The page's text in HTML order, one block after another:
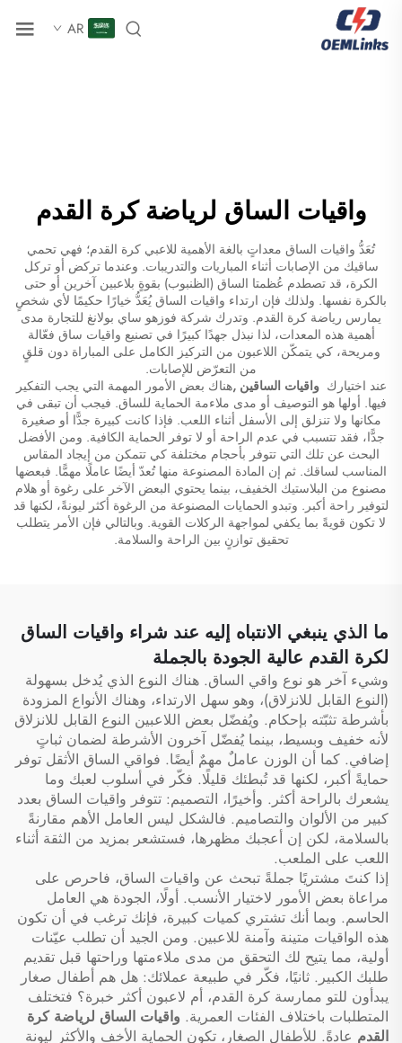
AR
واقيات الساق لرياضة كرة القدم
تُعَدُّ واقيات الساق معداتٍ بالغة الأهمية للاعبي كرة القدم؛ فهي تحمي
ساقيك من الإصابات أثناء المباريات والتدريبات. وعندما تركض أو تركل
الكرة، قد تصطدم عُظمتا الساق (الظنبوب) بقوةٍ بلاعبين آخرين أو حتى
بالكرة نفسها. ولذلك فإن ارتداء واقيات الساق يُعَدُّ خيارًا حكيمًا لأي شخصٍ
يمارس رياضة كرة القدم. وتدرك شركة فوزهو ساي بولانغ للتجارة مدى
أهمية هذه المعدات، لذا نبذل جهدًا كبيرًا في تصنيع واقيات ساق فعّالة
ومريحة، كي يتمكّن اللاعبون من التركيز الكامل على المباراة دون قلقٍ
من التعرّض للإصابات.
عند اختيارك واقيات الساقين,هناك بعض الأمور المهمة التي يجب التفكير
فيها. أولها هو التوصيف أو مدى ملاءمة الحماية للساق. فيجب أن تبقى في
مكانها ولا تنزلق إلى الأسفل أثناء اللعب. فإذا كانت كبيرة جدًّا أو صغيرة
جدًّا، فقد تتسبب في عدم الراحة أو لا توفر الحماية الكافية. ومن الأفضل
البحث عن تلك التي تتوفر بأحجام مختلفة كي تتمكن من إيجاد المقاس
المناسب لساقك. ثم إن المادة المصنوعة منها تُعدّ أيضًا عاملًا مهمًّا. فبعضها
مصنوع من البلاستيك الخفيف، بينما يحتوي البعض الآخر على رغوة أو هلام
لتوفير راحة أكبر. وتبدو الحمايات المصنوعة من الرغوة أكثر ليونةً، لكنها قد
لا تكون قويةً بما يكفي لمواجهة الركلات القوية. وبالتالي فإن الأمر يتطلب
تحقيق توازنٍ بين الراحة والسلامة.
ما الذي ينبغي الانتباه إليه عند شراء واقيات الساق
لكرة القدم عالية الجودة بالجملة
وشيء آخر هو نوع واقي الساق. هناك النوع الذي يُدخل بسهولة
(النوع القابل للانزلاق)، وهو سهل الارتداء، وهناك الأنواع المزودة
بأشرطة تثبّته بإحكام. ويُفضّل بعض اللاعبين النوع القابل للانزلاق
لأنه خفيف وبسيط، بينما يُفضّل آخرون الأشرطة لضمان ثباتٍ
إضافي. كما أن الوزن عاملٌ مهمٌ أيضًا. فواقي الساق الأثقل توفر
حمايةً أكبر، لكنها قد تُبطئك قليلًا. فكّر في أسلوب لعبك وما
يشعرك بالراحة أكثر. وأخيرًا، التصميم: تتوفر واقيات الساق بعدد
كبير من الألوان والتصاميم. فالشكل ليس العامل الأهم مقارنةً
بالسلامة، لكن إن أعجبك مظهرها، فستشعر بمزيد من الثقة أثناء
اللعب على الملعب.
إذا كنتَ مشتريًا جملةً تبحث عن واقيات الساق، فاحرص على
مراعاة بعض الأمور لاختيار الأنسب. أولًا، الجودة هي العامل
الحاسم. وبما أنك تشتري كميات كبيرة، فإنك ترغب في أن تكون
هذه الواقيات متينة وآمنة للاعبين. ومن الجيد أن تطلب عيّنات
أولية، مما يتيح لك التحقق من مدى ملاءمتها وراحتها قبل تقديم
طلبك الكبير. ثانيًا، فكّر في طبيعة عملائك: هل هم أطفال صغار
يبدأون للتو ممارسة كرة القدم، أم لاعبون أكثر خبرة؟ فتختلف
المتطلبات باختلاف الفئات العمرية. واقيات الساق لرياضة كرة
القدم عادةً. للأطفال الصغار، تكون الحماية الأخف والأكثر ليونة